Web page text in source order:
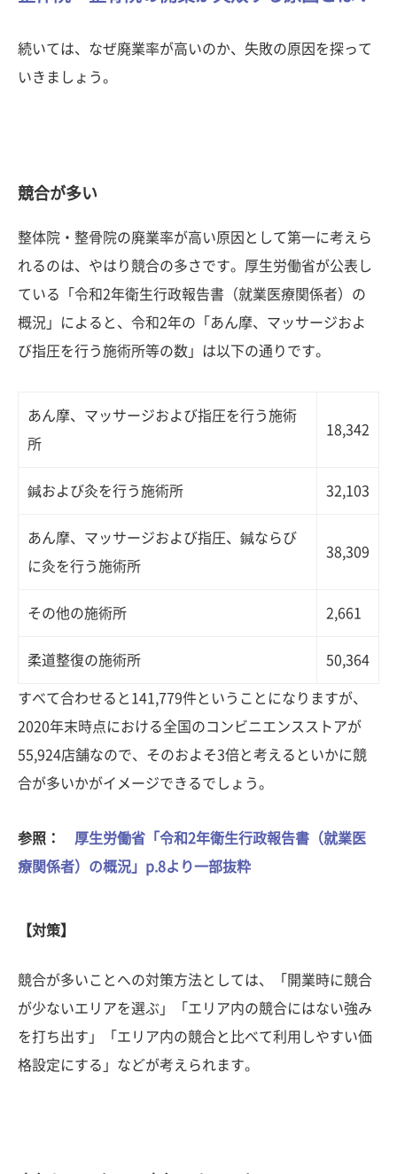
続いては、なぜ廃業率が高いのか、失敗の原因を探って
いきましょう。
競合が多い
整体院・整骨院の廃業率が高い原因として第一に考えら
れるのは、やはり競合の多さです。厚生労働省が公表し
ている「令和2年衛生行政報告書（就業医療関係者）の
概況」によると、令和2年の「あん摩、マッサージおよ
び指圧を行う施術所等の数」は以下の通りです。
あん摩、マッサージおよび指圧を行う施術
所
18,342
鍼および灸を行う施術所 32,103
あん摩、マッサージおよび指圧、鍼ならび
に灸を行う施術所
38,309
その他の施術所 2,661
柔道整復の施術所 50,364
すべて合わせると141,779件ということになりますが、
2020年末時点における全国のコンビニエンスストアが
55,924店舗なので、そのおよそ3倍と考えるといかに競
合が多いかがイメージできるでしょう。
参照： 厚生労働省「令和2年衛生行政報告書（就業医
療関係者）の概況」p.8より一部抜粋
【対策】
競合が多いことへの対策方法としては、「開業時に競合
が少ないエリアを選ぶ」「エリア内の競合にはない強み
を打ち出す」「エリア内の競合と比べて利用しやすい価
格設定にする」などが考えられます。